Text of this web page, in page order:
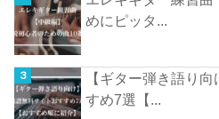
めにピッタ...
【ギター弾き語り
すめ7選【...